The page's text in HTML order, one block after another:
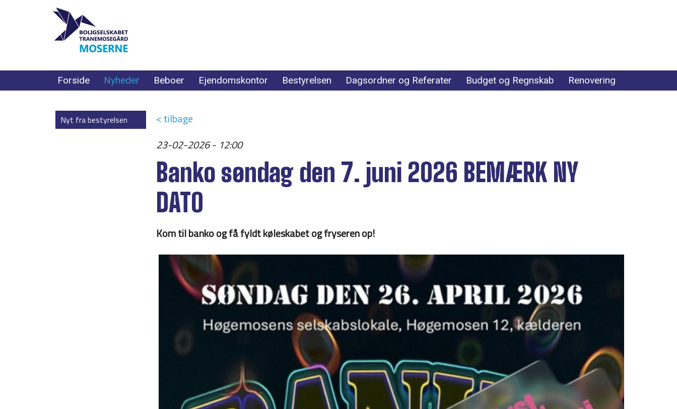
Forside Nyheder Beboer Ejendomskontor Bestyrelsen Dagsordner og Referater Budget og Regnskab Renovering
Nyt fra bestyrelsen
< tilbage
23-02-2026 - 12:00
Banko søndag den 7. juni 2026 BEMÆRK NY
DATO
Kom til banko og få fyldt køleskabet og fryseren op!